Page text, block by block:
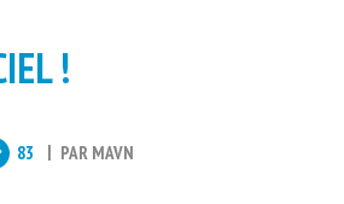
!
83 PAR MAVN